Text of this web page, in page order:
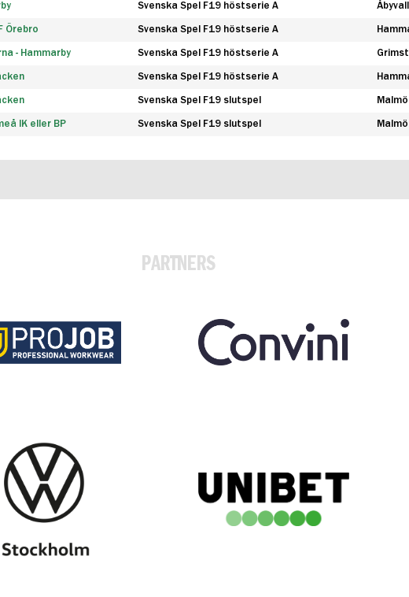
Svenska Spel F19 höstserie A
Örebro Svenska Spel F19 höstserie A
- Hammarby Svenska Spel F19 höstserie A
Svenska Spel F19 höstserie A
Svenska Spel F19 slutspel Malmö
IK eller BP Svenska Spel F19 slutspel Malmö
PARTNERS